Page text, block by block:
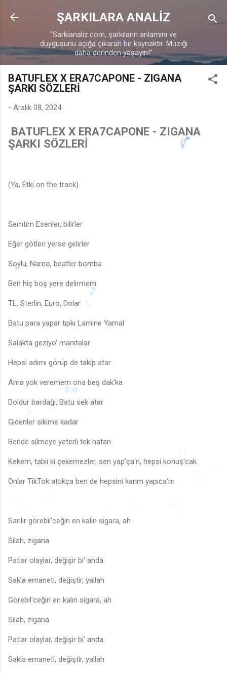
Ana içeriğe atla
ŞARKILARA ANALİZ
"Sarkianaliz.com, şarkıların anlamını ve
duygusunu açığa çıkaran bir kaynaktır. Müziği
daha derinden yaşayın!"
BATUFLEX X ERA7CAPONE - ZIGANA
ŞARKI SÖZLERİ
- Aralık 08, 2024
BATUFLEX X ERA7CAPONE - ZIGANA
ŞARKI SÖZLERİ
(Ya, Etki on the track)
Semtim Esenler, bilirler
Eğer götleri yerse gelirler
Soylu, Narco, beatler bomba
Ben hiç boş yere delirmem
TL, Sterlin, Euro, Dolar
Batu para yapar tıpkı Lamine Yamal
Salakta geziyo' manitalar
Hepsi adımı görüp de takip atar
Ama yok veremem ona beş dak'ka
Doldur bardağı, Batu sek atar
Gidenler sikime kadar
Bende silmeye yeterli tek hatan
Kekem, tabii ki çekemezler, sen yap'ça'n, hepsi konuş'cak
Onlar TikTok attıkça ben de hepsini karım yapıca'm
Sarılır görebil'ceğin en kalın sigara, ah
Silah, zigana
Patlar olaylar, değişir bi' anda
Sakla emaneti, değiştir, yallah
Görebil'ceğin en kalın sigara, ah
Silah, zigana
Patlar olaylar, değişir bi' anda
Sakla emaneti, değiştir, yallah
♪
♩ ♫
♫ ♬
♩
♬
🎶🎶
♪
♬
🎶
♪
🎵
♪